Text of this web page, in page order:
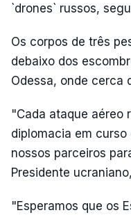
`drones` russos,
Os corpos de três
debaixo dos
Odessa, onde cerca
"Cada ataque aéreo
diplomacia em
nossos parceiros
Presidente
"Esperamos que os